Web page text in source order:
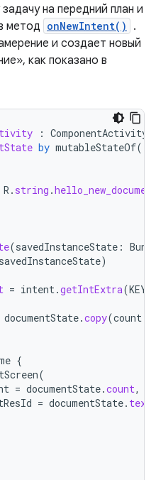
на передний план и
метод onNewIntent()
.
и создает новый
как показано в
: ComponentActivity
by mutableStateOf(
R . string .
(savedInstanceState :
savedInstanceState)
= intent .getIntExtra(
documentState.copy(count
{
(
= documentState.count,
= documentState.